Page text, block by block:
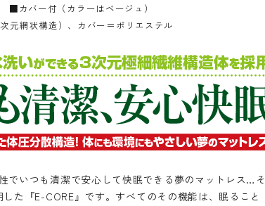
バー付（カラーはベージュ）
元網状構造）、カバー＝ポリエステル
でいつも清潔で安心して快眠できる夢のマットレス…そ
た『E-CORE』です。すべてのその機能は、眠ること